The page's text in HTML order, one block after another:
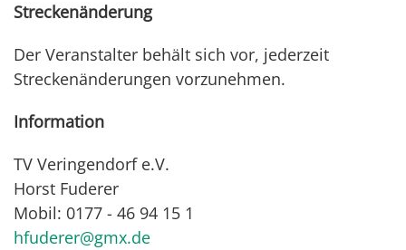
Streckenänderung
Der Veranstalter behält sich vor, jederzeit
Streckenänderungen vorzunehmen.
Information
TV Veringendorf e.V.
Horst Fuderer
Mobil: 0177 - 46 94 15 1
hfuderer@gmx.de